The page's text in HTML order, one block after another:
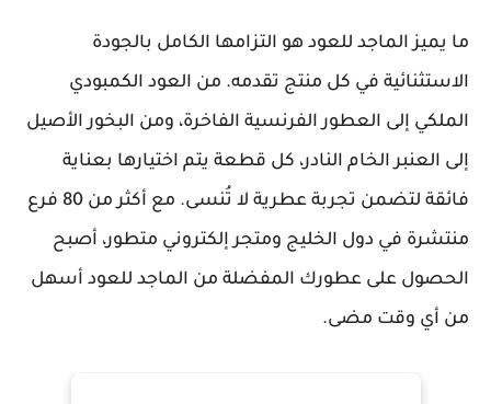
ما يميز الماجد للعود هو التزامها الكامل بالجودة
الاستثنائية في كل منتج تقدمه. من العود الكمبودي
الملكي إلى العطور الفرنسية الفاخرة، ومن البخور الأصيل
إلى العنبر الخام النادر، كل قطعة يتم اختيارها بعناية
فائقة لتضمن تجربة عطرية لا تُنسى. مع أكثر من 80 فرع
منتشرة في دول الخليج ومتجر إلكتروني متطور، أصبح
الحصول على عطورك المفضلة من الماجد للعود أسهل
من أي وقت مضى.